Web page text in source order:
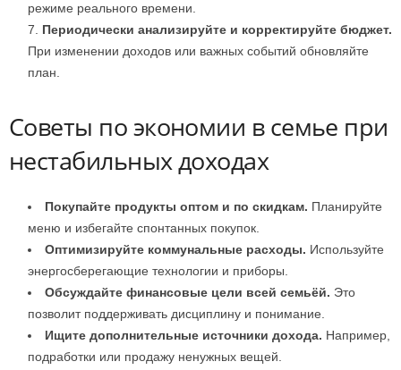
режиме реального времени.
Периодически анализируйте и корректируйте бюджет.
При изменении доходов или важных событий обновляйте
план.
Советы по экономии в семье при
нестабильных доходах
Покупайте продукты оптом и по скидкам. Планируйте
меню и избегайте спонтанных покупок.
Оптимизируйте коммунальные расходы. Используйте
энергосберегающие технологии и приборы.
Обсуждайте финансовые цели всей семьёй. Это
позволит поддерживать дисциплину и понимание.
Ищите дополнительные источники дохода. Например,
подработки или продажу ненужных вещей.